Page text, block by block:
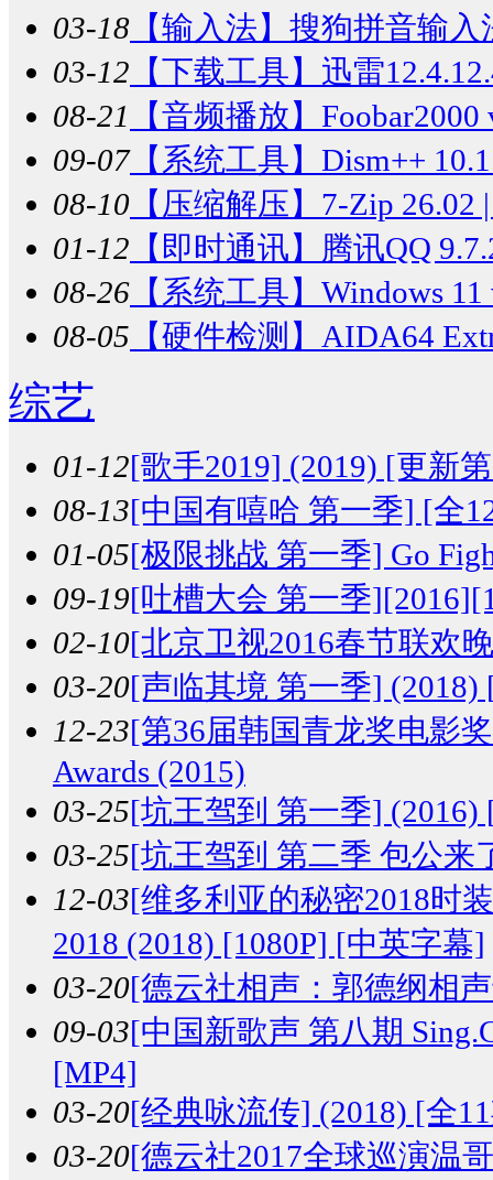
03-18 【输入法】 搜狗拼音输入
03-12 【下载工具】 迅雷
08-21
【音频播放】
09-07【系统工具】 Dism++
08-10 【压缩解压】 7-Zip 26.02
01-12 【即时通讯】 腾讯QQ
08-26 【系统工具】 Windows
08-05 【硬件检测】 AIDA64
综艺
01-12[歌手2019] (2019) [更新
08-13[中国有嘻哈 第一季] [全
01-05[极限挑战 第一季] Go
09-19[吐槽大会 第一季
02-10[北京卫视2016春节联欢
03-20[声临其境 第一季] (2018)
12-23[第36届韩国青龙奖电影
Awards (2015)
03-25[坑王驾到 第一季] (2016)
03-25[坑王驾到 第二季 包公来
12-03[维多利亚的秘密2018时
2018 (2018) [1080P] [中英字幕]
03-20[德云社相声：郭德纲相
09-03[中国新歌声 第八期
[MP4]
03-20[经典咏流传] (2018) [全
03-20[德云社2017全球巡演温